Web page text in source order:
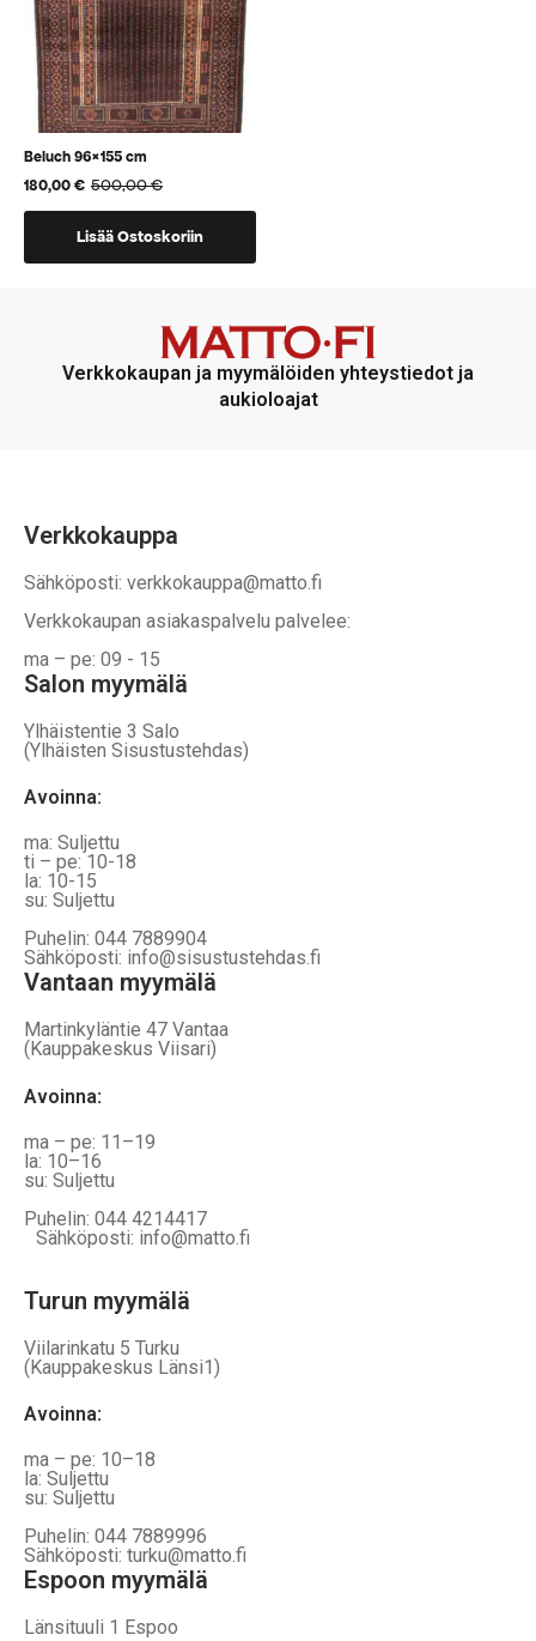
Beluch 96×155 cm
500,00€
Alkuperäinen
hinta
500,00 €.
180,00€
Nykyinen
hinta
180,00 €.Lisää Ostoskoriin
Verkkokaupan ja myymälöiden yhteystiedot ja
aukioloajat
Verkkokauppa
Sähköposti: verkkokauppa@matto.fi
Verkkokaupan asiakaspalvelu palvelee:
ma – pe: 09 - 15
Salon myymälä
Ylhäistentie 3 Salo
(Ylhäisten Sisustustehdas)
Avoinna:
ma: Suljettu
ti – pe: 10-18
la: 10-15
su: Suljettu
Puhelin: 044 7889904
Sähköposti: info@sisustustehdas.fi
Vantaan myymälä
Martinkyläntie 47 Vantaa
(Kauppakeskus Viisari)
Avoinna:
ma – pe: 11–19
la: 10–16
su: Suljettu
Puhelin: 044 4214417
Sähköposti: info@matto.fi
Turun myymälä
Viilarinkatu 5 Turku
(Kauppakeskus Länsi1)
Avoinna:
ma – pe: 10–18
la: Suljettu
su: Suljettu
Puhelin: 044 7889996
Sähköposti: turku@matto.fi
Espoon myymälä
Länsituuli 1 Espoo